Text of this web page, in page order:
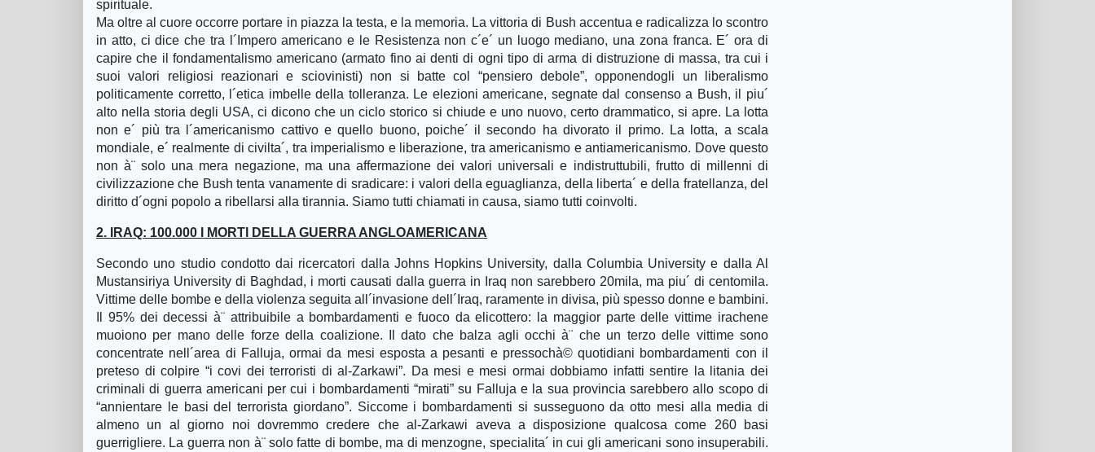
spirituale.
Ma oltre al cuore occorre portare in piazza la testa, e la memoria. La vittoria di Bush accentua e radicalizza lo scontro
in atto, ci dice che tra l´Impero americano e le Resistenza non c´e´ un luogo mediano, una zona franca. E´ ora di
capire che il fondamentalismo americano (armato fino ai denti di ogni tipo di arma di distruzione di massa, tra cui i
suoi valori religiosi reazionari e sciovinisti) non si batte col “pensiero debole”, opponendogli un liberalismo
politicamente corretto, l´etica imbelle della tolleranza. Le elezioni americane, segnate dal consenso a Bush, il piu´
alto nella storia degli USA, ci dicono che un ciclo storico si chiude e uno nuovo, certo drammatico, si apre. La lotta
non e´ più tra l´americanismo cattivo e quello buono, poiche´ il secondo ha divorato il primo. La lotta, a scala
mondiale, e´ realmente di civilta´, tra imperialismo e liberazione, tra americanismo e antiamericanismo. Dove questo
non à¨ solo una mera negazione, ma una affermazione dei valori universali e indistruttubili, frutto di millenni di
civilizzazione che Bush tenta vanamente di sradicare: i valori della eguaglianza, della liberta´ e della fratellanza, del
diritto d´ogni popolo a ribellarsi alla tirannia. Siamo tutti chiamati in causa, siamo tutti coinvolti.
2. IRAQ: 100.000 I MORTI DELLA GUERRA ANGLOAMERICANA
Secondo uno studio condotto dai ricercatori dalla Johns Hopkins University, dalla Columbia University e dalla Al
Mustansiriya University di Baghdad, i morti causati dalla guerra in Iraq non sarebbero 20mila, ma piu´ di centomila.
Vittime delle bombe e della violenza seguita all´invasione dell´Iraq, raramente in divisa, più spesso donne e bambini.
Il 95% dei decessi à¨ attribuibile a bombardamenti e fuoco da elicottero: la maggior parte delle vittime irachene
muoiono per mano delle forze della coalizione. Il dato che balza agli occhi à¨ che un terzo delle vittime sono
concentrate nell´area di Falluja, ormai da mesi esposta a pesanti e pressochà© quotidiani bombardamenti con il
preteso di colpire “i covi dei terroristi di al-Zarkawi”. Da mesi e mesi ormai dobbiamo infatti sentire la litania dei
criminali di guerra americani per cui i bombardamenti “mirati” su Falluja e la sua provincia sarebbero allo scopo di
“annientare le basi del terrorista giordano”. Siccome i bombardamenti si susseguono da otto mesi alla media di
almeno un al giorno noi dovremmo credere che al-Zarkawi aveva a disposizione qualcosa come 260 basi
guerrigliere. La guerra non à¨ solo fatte di bombe, ma di menzogne, specialita´ in cui gli americani sono insuperabili.